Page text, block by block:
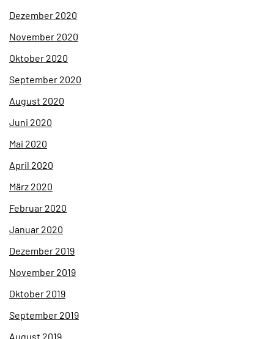
Dezember 2020
November 2020
Oktober 2020
September 2020
August 2020
Juni 2020
Mai 2020
April 2020
März 2020
Februar 2020
Januar 2020
Dezember 2019
November 2019
Oktober 2019
September 2019
August 2019